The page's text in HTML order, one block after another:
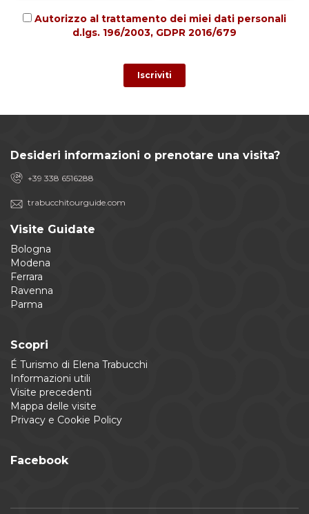
Autorizzo al trattamento dei miei dati personali
d.lgs. 196/2003, GDPR 2016/679
Desideri informazioni o prenotare una visita?
+39 338 6516288
trabucchitourguide.com
Visite Guidate
Bologna
Modena
Ferrara
Ravenna
Parma
Scopri
É Turismo di Elena Trabucchi
Informazioni utili
Visite precedenti
Mappa delle visite
Privacy e Cookie Policy
Facebook